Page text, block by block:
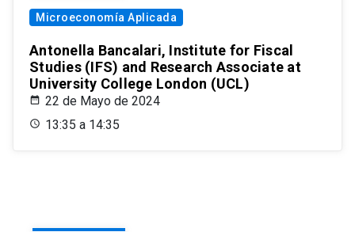
Microeconomía Aplicada
Antonella Bancalari, Institute for Fiscal
Studies (IFS) and Research Associate at
University College London (UCL)
22 de Mayo de 2024
13:35 a 14:35